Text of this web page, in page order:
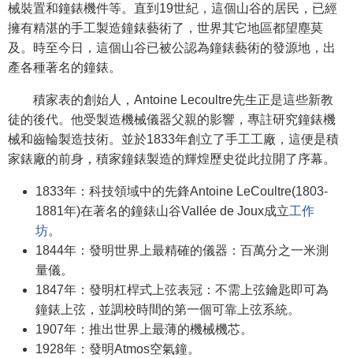
械裝置和鐘錶機件等。直到19世紀，這個山谷的居民，已經
擁有精湛的手工製造鐘錶藝術了，世界其它地區都望塵莫
及。時至今日，這個山谷已被公認為鐘錶藝術的發源地，出
產各種著名的鐘錶。
積家表的創始人，Antoine Lecoultre先生正是這些新教
徒的後代。他受製造機械儀器父親的影響，專註研究鐘錶機
械和齒輪製造技術。並於1833年創立了手工工廠，這便是積
家錶廠的前身，積家鐘錶製造的輝煌歷史從此拉開了序幕。
1833年：科技領域中的先鋒Antoine LeCoultre(1803-
1881年)在著名的鐘錶山谷Vallée de Joux成立工作
坊。
1844年：發明世界上最精確的儀器：百萬分之一米測
量儀。
1847年：發明杠桿式上弦表冠：不需上弦鑰匙即可為
鐘錶上弦，並調校時間的第一個可靠上弦系統。
1907年：推出世界上最薄的機械機芯。
1928年：發明Atmos空氣鐘。